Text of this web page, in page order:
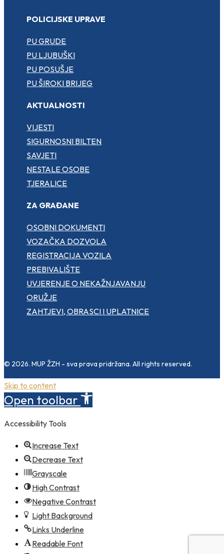
POLICIJSKE UPRAVE
PU GRUDE
PU LJUBUŠKI
PU POSUŠJE
PU ŠIROKI BRIJEG
AKTUALNOSTI
VIJESTI
SIGURNOSNI BILTEN
SAVJETI
NESTALE OSOBE
TJERALICE
ZA GRAĐANE
OSOBNI DOKUMENTI
VOZAČKA DOZVOLA
REGISTRACIJA VOZILA
PREBIVALIŠTE
UVJERENJE O NEKAŽNJAVANJU
ORUŽJE
ZAHTJEVI, OBRASCI I UPLATNICE
© 2026. MUP ŽZH - sva prava pridržana. All rights reserved.
Skip to content
Open toolbar
Accessibility Tools
Increase Text
Decrease Text
Grayscale
High Contrast
Negative Contrast
Light Background
Links Underline
Readable Font